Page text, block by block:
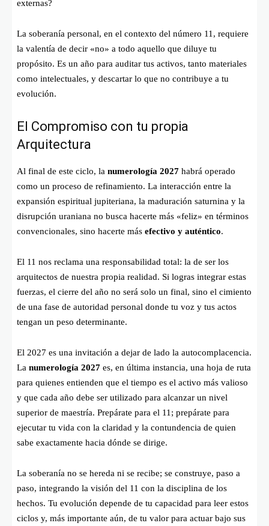
externas?
La soberanía personal, en el contexto del número 11, requiere
la valentía de decir «no» a todo aquello que diluye tu
propósito. Es un año para auditar tus activos, tanto materiales
como intelectuales, y descartar lo que no contribuye a tu
evolución.
El Compromiso con tu propia
Arquitectura
Al final de este ciclo, la numerología 2027 habrá operado
como un proceso de refinamiento. La interacción entre la
expansión espiritual jupiteriana, la maduración saturnina y la
disrupción uraniana no busca hacerte más «feliz» en términos
convencionales, sino hacerte más efectivo y auténtico.
El 11 nos reclama una responsabilidad total: la de ser los
arquitectos de nuestra propia realidad. Si logras integrar estas
fuerzas, el cierre del año no será solo un final, sino el cimiento
de una fase de autoridad personal donde tu voz y tus actos
tengan un peso determinante.
El 2027 es una invitación a dejar de lado la autocomplacencia.
La numerología 2027 es, en última instancia, una hoja de ruta
para quienes entienden que el tiempo es el activo más valioso
y que cada año debe ser utilizado para alcanzar un nivel
superior de maestría. Prepárate para el 11; prepárate para
ejecutar tu vida con la claridad y la contundencia de quien
sabe exactamente hacia dónde se dirige.
La soberanía no se hereda ni se recibe; se construye, paso a
paso, integrando la visión del 11 con la disciplina de los
hechos. Tu evolución depende de tu capacidad para leer estos
ciclos y, más importante aún, de tu valor para actuar bajo sus